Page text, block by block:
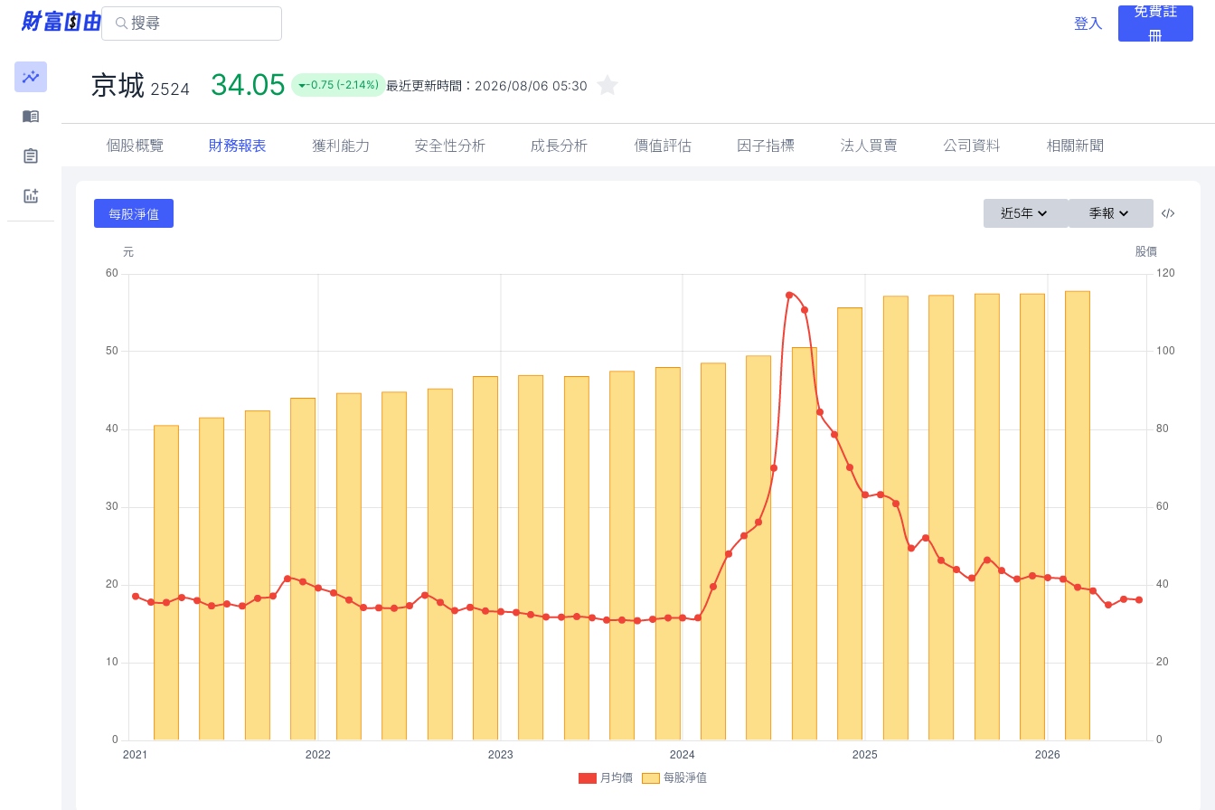
登入
免費註
冊
京城 2524 34.05 -0.75 (-2.14%) 最近更新時間： 2026/08/06 05:30
個股概覽 財務報表 獲利能力 安全性分析 成長分析 價值評估 因子指標 法人買賣 公司資料 相關新聞
每股淨值 近5年 季報
月均價 每股淨值